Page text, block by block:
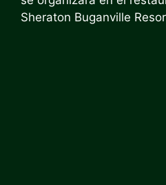
Sheraton Buganville